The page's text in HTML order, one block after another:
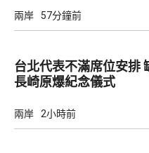
兩岸 57分鐘前
台北代表不滿席位安排 缺席
長崎原爆紀念儀式
兩岸 2小時前